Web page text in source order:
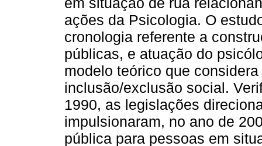
ações da Psicologia. O
cronologia referente a
públicas, e atuação do
modelo teórico que
inclusão/exclusão social.
1990, as legislações
impulsionaram, no ano de
pública para pessoas em